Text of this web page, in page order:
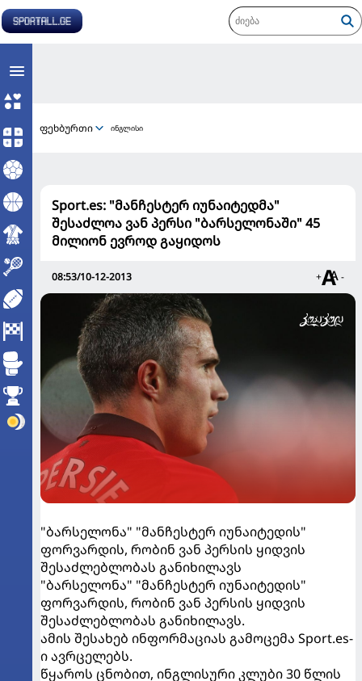
ფეხბურთი ინგლისი
Sport.es: "მანჩესტერ იუნაიტედმა"
შესაძლოა ვან პერსი "ბარსელონაში" 45
მილიონ ევროდ გაყიდოს
08:53/10-12-2013 + -
"ბარსელონა" "მანჩესტერ იუნაიტედის"
ფორვარდის, რობინ ვან პერსის ყიდვის
შესაძლებლობას განიხილავს
"ბარსელონა" "მანჩესტერ იუნაიტედის"
ფორვარდის, რობინ ვან პერსის ყიდვის
შესაძლებლობას განიხილავს.
ამის შესახებ ინფორმაციას გამოცემა Sport.es-
ი ავრცელებს.
წყაროს ცნობით, ინგლისური კლუბი 30 წლის